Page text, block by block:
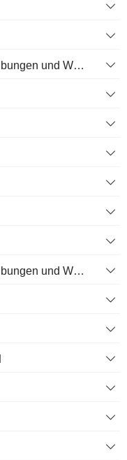
Geschäftssegmente - Abschreibungen und Wertminderungen
Geschäftssegmente - Abschreibungen und Wertminderungen